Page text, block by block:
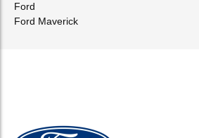
Ford
Ford Maverick